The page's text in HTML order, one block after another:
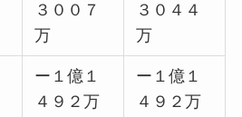
３００７
万
３０４４
万
ー１億１
４９２万
ー１億１
４９２万